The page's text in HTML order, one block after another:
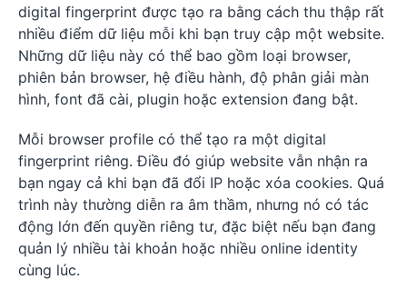
digital fingerprint được tạo ra bằng cách thu thập rất
nhiều điểm dữ liệu mỗi khi bạn truy cập một website.
Những dữ liệu này có thể bao gồm loại browser,
phiên bản browser, hệ điều hành, độ phân giải màn
hình, font đã cài, plugin hoặc extension đang bật.
Mỗi browser profile có thể tạo ra một digital
fingerprint riêng. Điều đó giúp website vẫn nhận ra
bạn ngay cả khi bạn đã đổi IP hoặc xóa cookies. Quá
trình này thường diễn ra âm thầm, nhưng nó có tác
động lớn đến quyền riêng tư, đặc biệt nếu bạn đang
quản lý nhiều tài khoản hoặc nhiều online identity
cùng lúc.